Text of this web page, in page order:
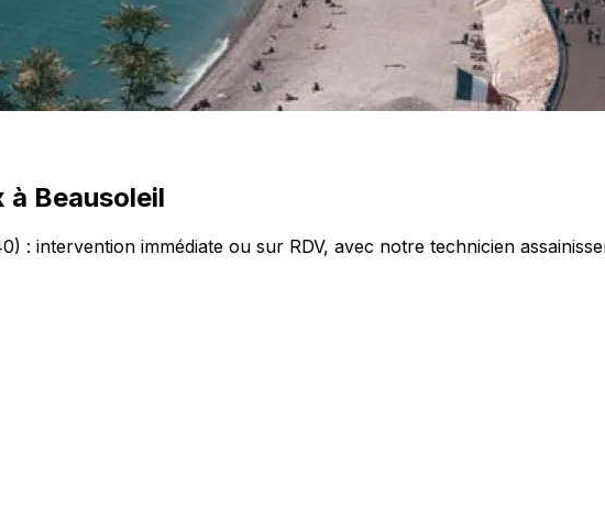
Beausoleil
: intervention immédiate ou sur RDV, avec notre technicien